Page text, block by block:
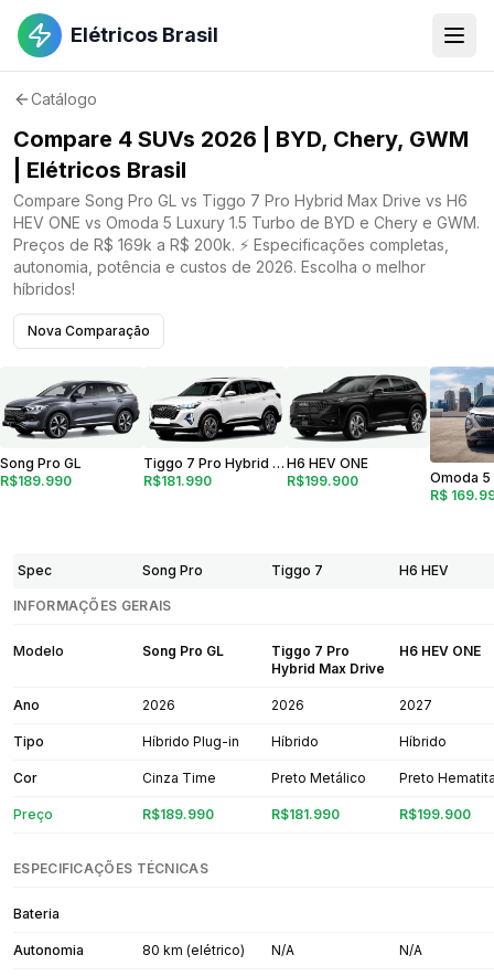
Elétricos Brasil
Catálogo
Compare 4 SUVs 2026 | BYD, Chery, GWM
| Elétricos Brasil
Compare Song Pro GL vs Tiggo 7 Pro Hybrid Max Drive vs H6
HEV ONE vs Omoda 5 Luxury 1.5 Turbo de BYD e Chery e GWM.
Preços de R$ 169k a R$ 200k. ⚡ Especificações completas,
autonomia, potência e custos de 2026. Escolha o melhor
híbridos!
Nova Comparação
Song Pro GL
R$189.990
Tiggo 7 Pro Hybrid Max Drive
R$181.990
H6 HEV ONE
R$199.900
R$
Spec Song Pro Tiggo 7 H6 HEV
INFORMAÇÕES GERAIS
Modelo Song Pro GL
Tiggo 7 Pro
Hybrid Max Drive
H6 HEV ONE
Ano 2026 2026 2027
Tipo Híbrido Plug-in Híbrido Híbrido
Cor Cinza Time Preto Metálico Preto
Preço R$189.990 R$181.990 R$199.900
ESPECIFICAÇÕES TÉCNICAS
Bateria
Autonomia 80 km (elétrico) N/A N/A